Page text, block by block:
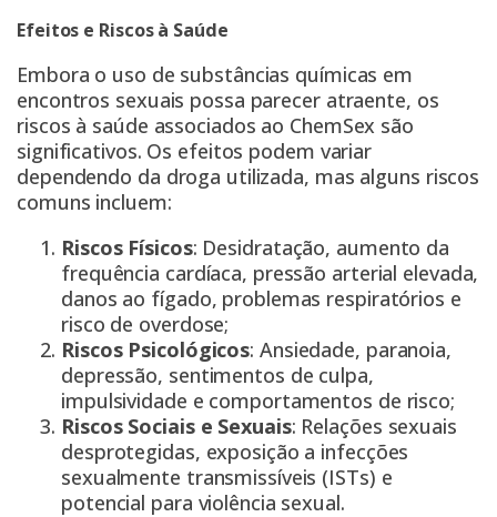
Efeitos e Riscos à Saúde
Embora o uso de substâncias químicas em
encontros sexuais possa parecer atraente, os
riscos à saúde associados ao ChemSex são
significativos. Os efeitos podem variar
dependendo da droga utilizada, mas alguns riscos
comuns incluem:
Riscos Físicos: Desidratação, aumento da
frequência cardíaca, pressão arterial elevada,
danos ao fígado, problemas respiratórios e
risco de overdose;
Riscos Psicológicos: Ansiedade, paranoia,
depressão, sentimentos de culpa,
impulsividade e comportamentos de risco;
Riscos Sociais e Sexuais: Relações sexuais
desprotegidas, exposição a infecções
sexualmente transmissíveis (ISTs) e
potencial para violência sexual.